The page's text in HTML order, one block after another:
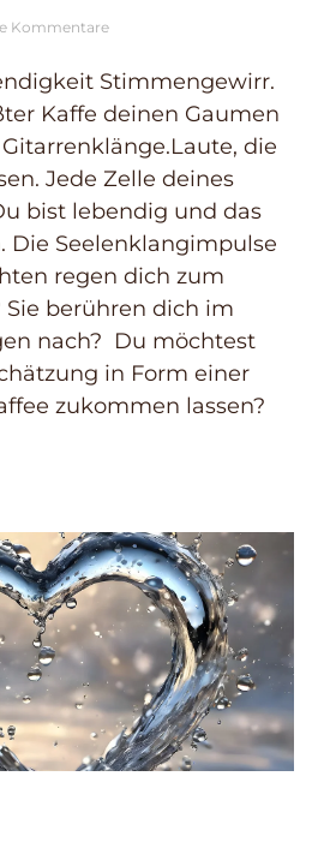
Kommentare
Stimmengewirr.
Kaffe deinen Gaumen
die
Jede Zelle deines
bist lebendig und das
Die Seelenklangimpulse
regen dich zum
Sie berühren dich im
nach? Du möchtest
in Form einer
zukommen lassen?